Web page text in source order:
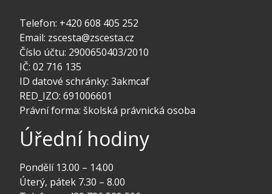
Telefon: +420 608 405 252
Email: zscesta@zscesta.cz
Číslo účtu: 2900650403/2010
IČ: 02 716 135
ID datové schránky: 3akmcaf
RED_IZO: 691006601
Právní forma: školská právnická osoba
Úřední hodiny
Pondělí 13.00 – 14.00
Úterý, pátek 7.30 – 8.00